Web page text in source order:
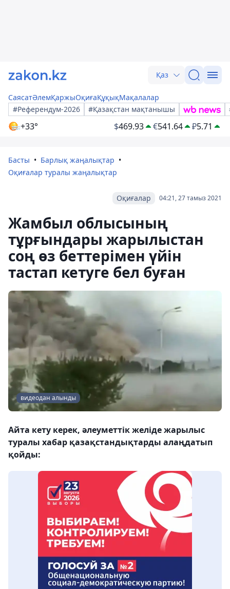
Қаз
СаясатӘлемҚаржыОқиғаҚұқықМақалалар
#Референдум-2026
#Қазақстан мақтанышы
+33° $469.93 €541.64 ₽5.71
Басты
Барлық жаңалықтар
Оқиғалар туралы жаңалықтар
04:21, 27 тамыз 2021
Оқиғалар
Жамбыл облысының
тұрғындары жарылыстан
соң өз беттерімен үйін
тастап кетуге бел буған
видеодан алынды
Айта кету керек, әлеуметтік желіде жарылыс
туралы хабар қазақстандықтарды алаңдатып
қойды: